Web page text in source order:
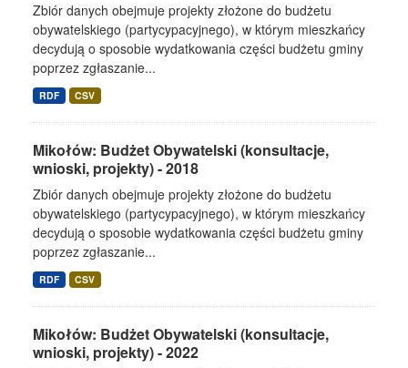
Zbiór danych obejmuje projekty złożone do budżetu
obywatelskiego (partycypacyjnego), w którym mieszkańcy
decydują o sposobie wydatkowania części budżetu gminy
poprzez zgłaszanie...
RDF CSV
Mikołów: Budżet Obywatelski (konsultacje,
wnioski, projekty) - 2018
Zbiór danych obejmuje projekty złożone do budżetu
obywatelskiego (partycypacyjnego), w którym mieszkańcy
decydują o sposobie wydatkowania części budżetu gminy
poprzez zgłaszanie...
RDF CSV
Mikołów: Budżet Obywatelski (konsultacje,
wnioski, projekty) - 2022